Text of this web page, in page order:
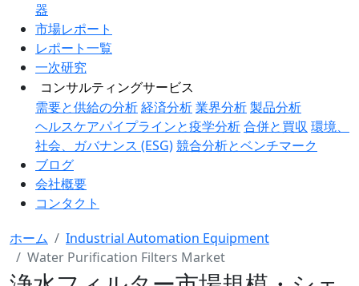
器
市場レポート
レポート一覧
一次研究
コンサルティングサービス
需要と供給の分析経済分析業界分析製品分析
ヘルスケアパイプラインと疫学分析合併と買収 環境、
社会、ガバナンス (ESG)競合分析とベンチマーク
ブログ
会社概要
コンタクト
ホーム
Industrial Automation Equipment
Water Purification Filters Market